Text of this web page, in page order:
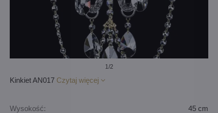
1/2
Kinkiet AN017 Czytaj więcej
Wysokość: 45 cm